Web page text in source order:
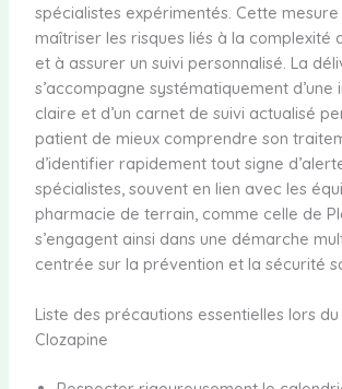
spécialistes expérimentés. Cette mesure
maîtriser les risques liés à la complexité
et à assurer un suivi personnalisé. La
s’accompagne systématiquement d’une
claire et d’un carnet de suivi actualisé
patient de mieux comprendre son
d’identifier rapidement tout signe
spécialistes, souvent en lien avec les
pharmacie de terrain, comme celle de
s’engagent ainsi dans une démarche
centrée sur la prévention et la sécurité
Liste des précautions essentielles lors
Clozapine